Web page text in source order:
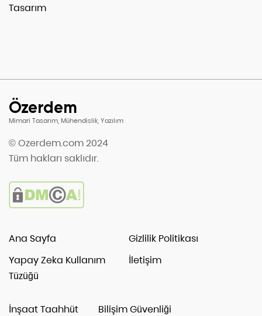
Tasarım
Özerdem
Mimari Tasarım, Mühendislik, Yazılım
© Ozerdem.com 2024
Tüm hakları saklıdır.
Ana Sayfa
Gizlilik Politikası
Yapay Zeka Kullanım
Tüzüğü
İletişim
İnşaat Taahhüt Bilişim Güvenliği